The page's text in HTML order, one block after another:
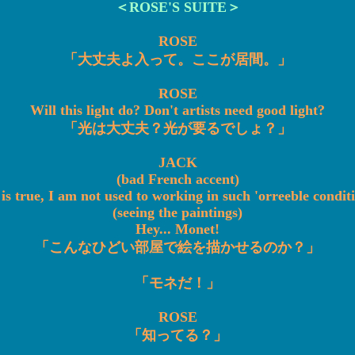
＜ROSE'S SUITE＞
ROSE
「大丈夫よ入って。ここが居間。」
ROSE
Will this light do? Don't artists need good light?
「光は大丈夫？光が要るでしょ？」
JACK
(bad French accent)
true, I am not used to working in such 'orreeble
(seeing the paintings)
Hey... Monet!
「こんなひどい部屋で絵を描かせるのか？」
「モネだ！」
ROSE
「知ってる？」